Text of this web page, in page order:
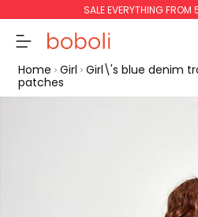
SALE EVERYTHING
Home Girl Girl\'s blue denim
patches